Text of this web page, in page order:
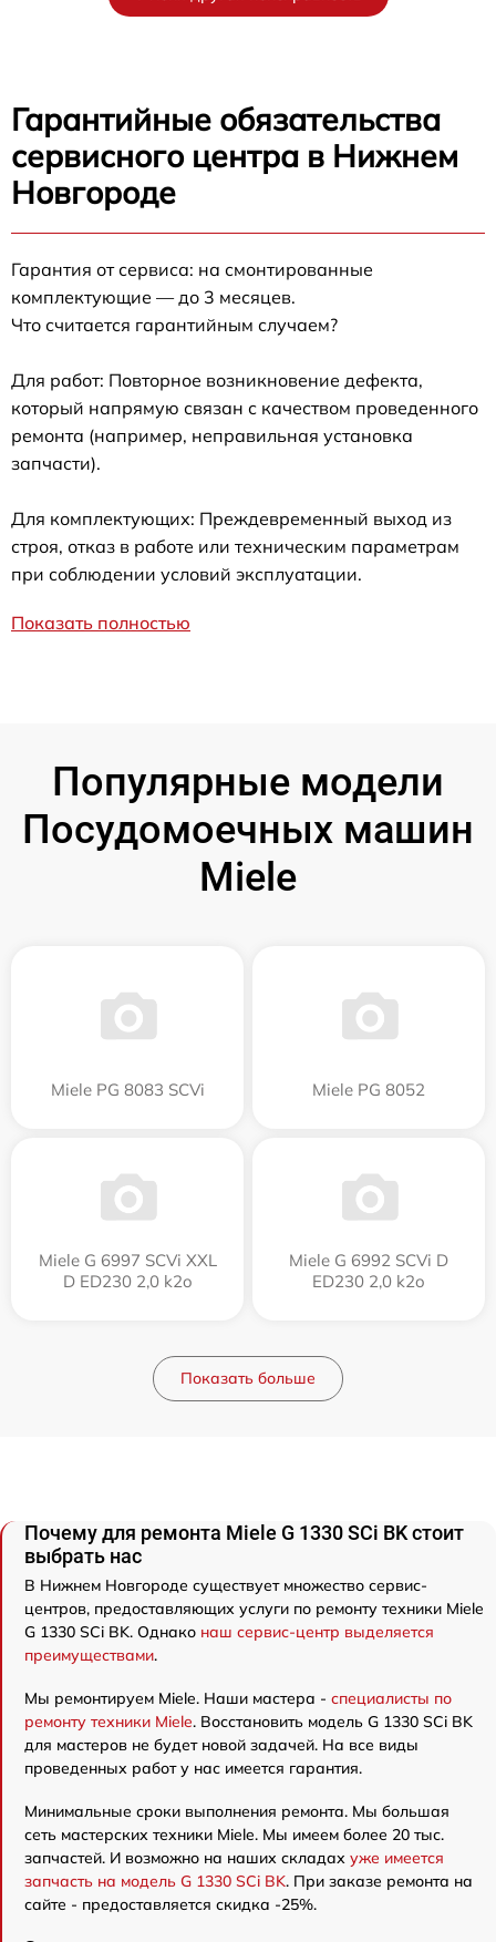
Гарантийные обязательства
сервисного центра в Нижнем
Новгороде
Гарантия от сервиса: на смонтированные
комплектующие — до 3 месяцев.
Что считается гарантийным случаем?
Для работ: Повторное возникновение дефекта,
который напрямую связан с качеством проведенного
ремонта (например, неправильная установка
запчасти).
Для комплектующих: Преждевременный выход из
строя, отказ в работе или техническим параметрам
при соблюдении условий эксплуатации.
Показать полностью
Популярные модели
Посудомоечных машин
Miele
Miele PG 8083 SCVi Miele PG 8052
Miele G 6997 SCVi XXL
D ED230 2,0 k2o
Miele G 6992 SCVi D
ED230 2,0 k2o
Показать больше
Почему для ремонта Miele G 1330 SCi BK стоит
выбрать нас
В Нижнем Новгороде существует множество сервис-
центров, предоставляющих услуги по ремонту техники Miele
G 1330 SCi BK. Однако наш сервис-центр выделяется
преимуществами.
Мы ремонтируем Miele. Наши мастера - специалисты по
ремонту техники Miele. Восстановить модель G 1330 SCi BK
для мастеров не будет новой задачей. На все виды
проведенных работ у нас имеется гарантия.
Минимальные сроки выполнения ремонта. Мы большая
сеть мастерских техники Miele. Мы имеем более 20 тыс.
запчастей. И возможно на наших складах уже имеется
запчасть на модель G 1330 SCi BK. При заказе ремонта на
сайте - предоставляется скидка -25%.